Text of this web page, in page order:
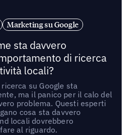
Marketing su Google
sta davvero
di ricerca
locali?
su Google sta
ma il panico per il calo del
problema. Questi esperti
cosa sta davvero
locali dovrebbero
al riguardo.